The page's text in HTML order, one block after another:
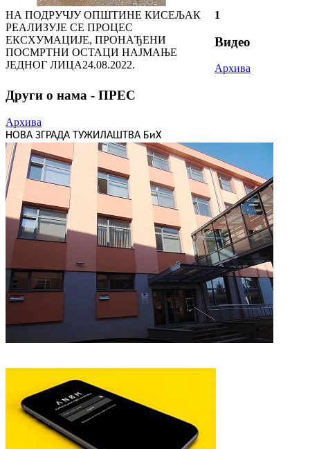
НА ПОДРУЧЈУ ОПШТИНЕ КИСЕЉАК
РЕАЛИЗУЈЕ СЕ ПРОЦЕС
ЕКСХУМАЦИЈЕ, ПРОНАЂЕНИ
ПОСМРТНИ ОСТАЦИ НАЈМАЊЕ
ЈЕДНОГ ЛИЦА24.08.2022.
1
Видео
Архива
Други о нама - ПРЕС
Архива
НОВА ЗГРАДА ТУЖИЛАШТВА БиХ